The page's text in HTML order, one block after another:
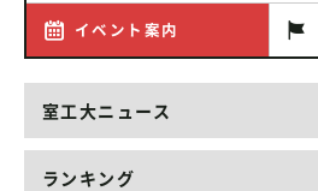
イベント案内
室工大ニュース
ランキング